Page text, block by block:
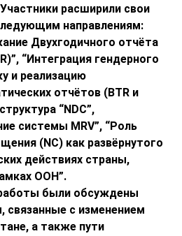
расширили свои
направлениям:
Двухгодичного отчёта
“Интеграция гендерного
и реализацию
отчётов (BTR и
“NDC”,
системы MRV”, “Роль
(NC) как развёрнутого
действиях страны,
ООН”.
были обсуждены
связанные с изменением
а также пути